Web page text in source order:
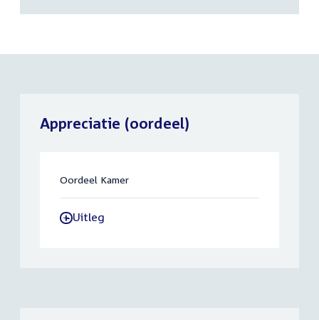
Appreciatie (oordeel)
Oordeel Kamer
-Uitleg